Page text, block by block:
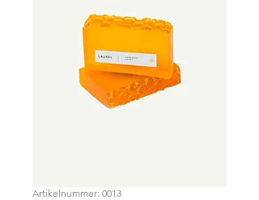
Artikelnummer: 0013